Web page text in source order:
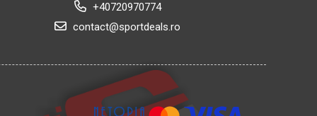
+40720970774
contact@sportdeals.ro